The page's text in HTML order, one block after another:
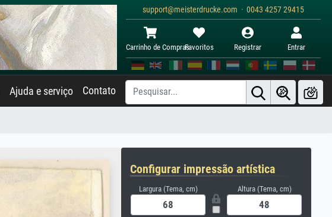
support@meisterdrucke.com · 0043 4257 29415
Carrinho de ComprasFavoritos Registrar Entrar
Ajuda e serviço Contato
Configurar impressão artística
Largura (Tema, cm) Altura (Tema, cm)